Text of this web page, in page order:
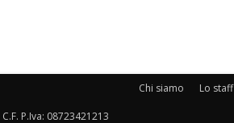
Chi siamo Lo staff
P.Iva: 08723421213